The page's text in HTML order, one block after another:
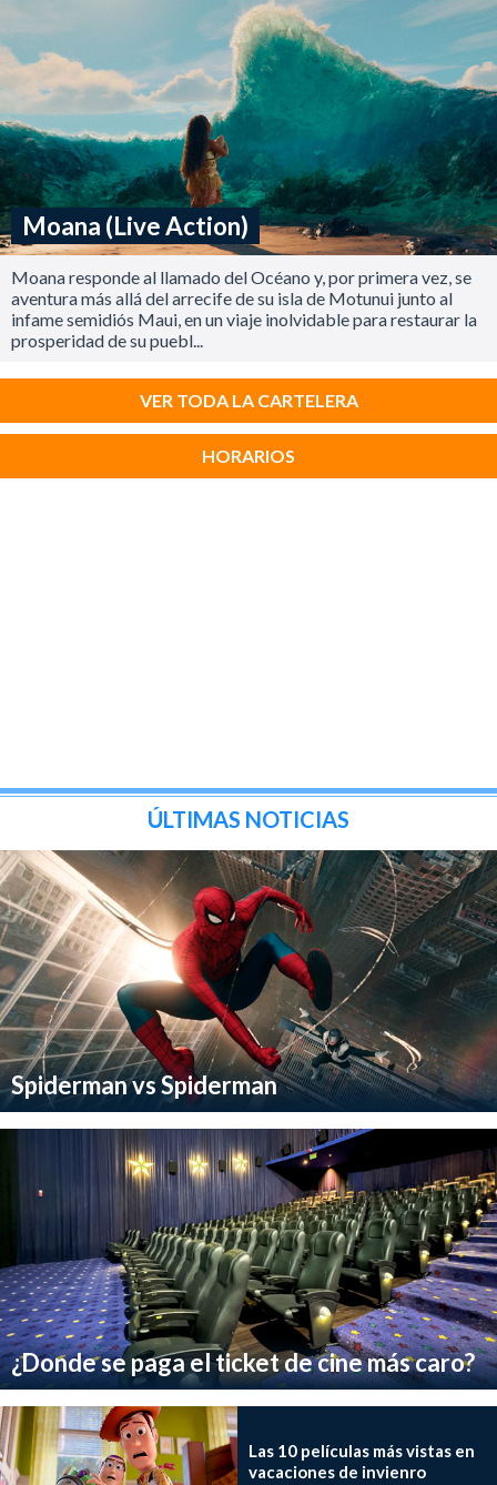
Moana (Live Action)
Moana responde al llamado del Océano y, por primera vez, se
aventura más allá del arrecife de su isla de Motunui junto al
infame semidiós Maui, en un viaje inolvidable para restaurar la
prosperidad de su puebl...
VER TODA LA CARTELERA
HORARIOS
ÚLTIMAS NOTICIAS
Spiderman vs Spiderman
¿Donde se paga el ticket de cine más caro?
Las 10 películas más vistas en
vacaciones de invienro